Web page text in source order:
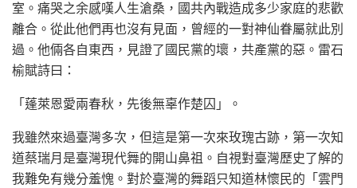
室。痛哭之余感嘆人生滄桑，國共內戰造成多少家庭的悲歡
離合。從此他們再也沒有見面，曾經的一對神仙眷屬就此別
過。他倆各自東西，見證了國民黨的壞，共產黨的惡。雷石
榆賦詩曰：
「蓬萊恩愛兩春秋，先後無辜作楚囚」。
我雖然來過臺灣多次，但這是第一次來玫瑰古跡，第一次知
道蔡瑞月是臺灣現代舞的開山鼻祖。自視對臺灣歷史了解的
我難免有幾分羞愧。對於臺灣的舞蹈只知道林懷民的「雲門